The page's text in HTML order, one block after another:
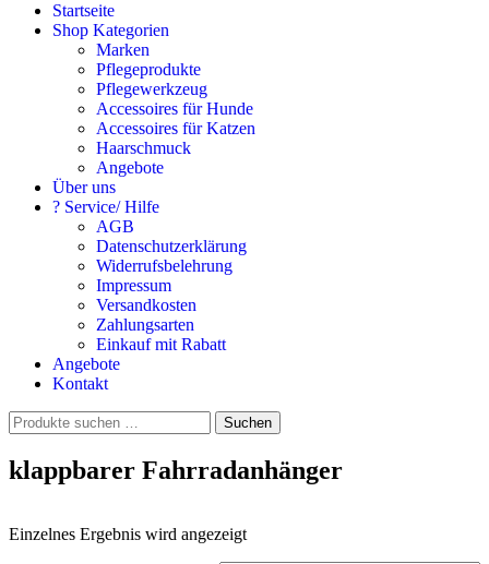
Startseite
Shop Kategorien
Marken
Pflegeprodukte
Pflegewerkzeug
Accessoires für Hunde
Accessoires für Katzen
Haarschmuck
Angebote
Über uns
? Service/ Hilfe
AGB
Datenschutzerklärung
Widerrufsbelehrung
Impressum
Versandkosten
Zahlungsarten
Einkauf mit Rabatt
Angebote
Kontakt
Suchen
nach:
Suchen
klappbarer Fahrradanhänger
Einzelnes Ergebnis wird angezeigt